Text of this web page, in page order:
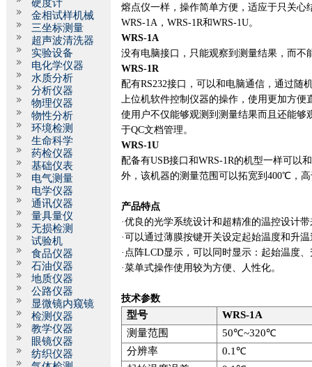
硬度计
金相试样机械
三坐标测量
超声波清洗器
实验设备
电化学仪器
水质分析
分析仪器
物理仪器
物性分析
环境检测
生命科学
药检仪器
基础仪表
电气测量
电学仪器
通讯仪器
量具量仪
无损检测
试验机
食品仪器
石油仪器
地质仪器
公路仪器
显微镜内窥镜
检测仪器
教学仪器
眼镜仪器
纺织仪器
熔点仪一样，操作简单方便，适应于只关
WRS-1A ，WRS-1R和WRS-1U。
WRS-1A
没有电脑接口，只能观察到测量结果，而
WRS-1R
配有RS232接口，可以和电脑通信，通过随
上位机软件控制仪器的操作，使用更加方
使用户不仅能够观测到测量结果而且还能
于QC文档管理。
WRS-1U
配备有USB接口和WRS-1R的机型一样可以
外，该机器的测量范围可以拓宽到400℃，高
产品特点
·优良的光学系统设计和超精准的温控设计
·可以通过薄膜按键开关设定起始温度和升
· 点阵LCD显示，可以同时显示：起始温度
·菜单式操作使用较为方便、人性化。
技术参数
型号
WRS-1A
测量范围
50℃~320℃
分辨率
0.1℃